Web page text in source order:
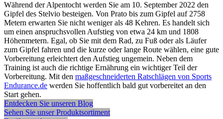
Während der Alpentocht werden Sie am 10. September 2022 den
Gipfel des Stelvio besteigen. Von Prato bis zum Gipfel auf 2758
Metern erwarten Sie nicht weniger als 48 Kehren. Es handelt sich
um einen anspruchsvollen Aufstieg von etwa 24 km und 1808
Höhenmetern. Egal, ob Sie mit dem Rad, zu Fuß oder als Läufer
zum Gipfel fahren und die kurze oder lange Route wählen, eine gute
Vorbereitung erleichtert den Aufstieg ungemein. Neben dem
Training ist auch die richtige Ernährung ein wichtiger Teil der
Vorbereitung. Mit den maßgeschneiderten Ratschlägen von Sports
Endurance.de werden Sie hoffentlich bald gut vorbereitet an den
Start gehen.
Entdecken Sie unseren Blog
Sehen Sie unser Produktsortiment